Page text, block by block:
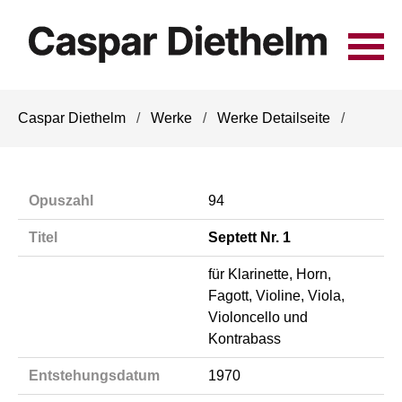
überspringen
Caspar Diethelm Werke Werke Detailseite
Opuszahl 94
Titel Septett Nr. 1
für Klarinette, Horn,
Fagott, Violine, Viola,
Violoncello und
Kontrabass
Entstehungsdatum 1970